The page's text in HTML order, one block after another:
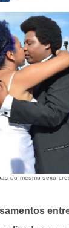
do mesmo sexo